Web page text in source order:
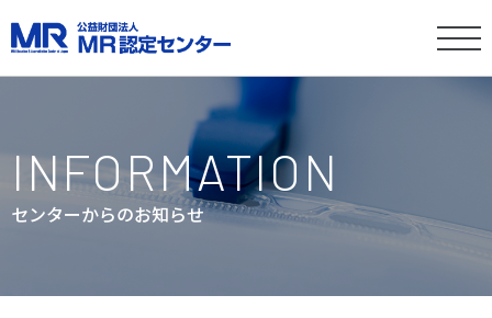
INFORMATION
センターからのお知らせ